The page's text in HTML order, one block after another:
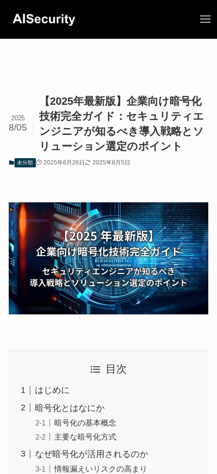
【2025年最新版】企業向け暗号化
技術完全ガイド：セキュリティエ
ンジニアが知るべき導入戦略とソ
リューション選定のポイント
2025
8/05
未分類 2025年6月26日 2025年8月5日
目次
はじめに
暗号化とはなにか
暗号化の基本概念
主要な暗号化方式
なぜ暗号化が活用されるのか
情報漏えいリスクの高まり